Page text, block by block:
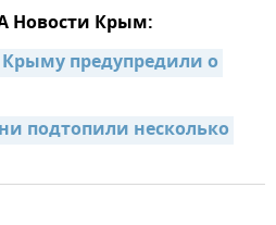
Новости Крым:
Крыму предупредили о
подтопили несколько